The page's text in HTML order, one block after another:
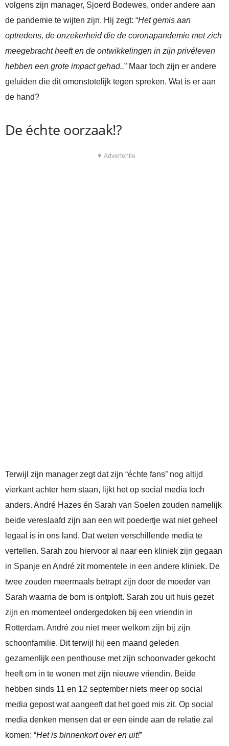
volgens zijn manager, Sjoerd Bodewes, onder andere aan
de pandemie te wijten zijn. Hij zegt: “Het gemis aan
optredens, de onzekerheid die de coronapandemie met zich
meegebracht heeft en de ontwikkelingen in zijn privéleven
hebben een grote impact gehad..” Maar toch zijn er andere
geluiden die dit omonstotelijk tegen spreken. Wat is er aan
de hand?
De échte oorzaak!?
▼ Advertentie
Terwijl zijn manager zegt dat zijn “échte fans” nog altijd
vierkant achter hem staan, lijkt het op social media toch
anders. André Hazes én Sarah van Soelen zouden namelijk
beide vereslaafd zijn aan een wit poedertje wat niet geheel
legaal is in ons land. Dat weten verschillende media te
vertellen. Sarah zou hiervoor al naar een kliniek zijn gegaan
in Spanje en André zit momentele in een andere kliniek. De
twee zouden meermaals betrapt zijn door de moeder van
Sarah waarna de bom is ontploft. Sarah zou uit huis gezet
zijn en momenteel ondergedoken bij een vriendin in
Rotterdam. André zou niet meer welkom zijn bij zijn
schoonfamilie. Dit terwijl hij een maand geleden
gezamenlijk een penthouse met zijn schoonvader gekocht
heeft om in te wonen met zijn nieuwe vriendin. Beide
hebben sinds 11 en 12 september niets meer op social
media gepost wat aangeeft dat het goed mis zit. Op social
media denken mensen dat er een einde aan de relatie zal
komen: “Het is binnenkort over en uit!”